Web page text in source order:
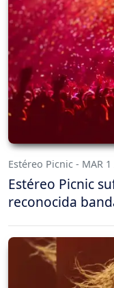
Estéreo Picnic - MAR
Estéreo Picnic
reconocida